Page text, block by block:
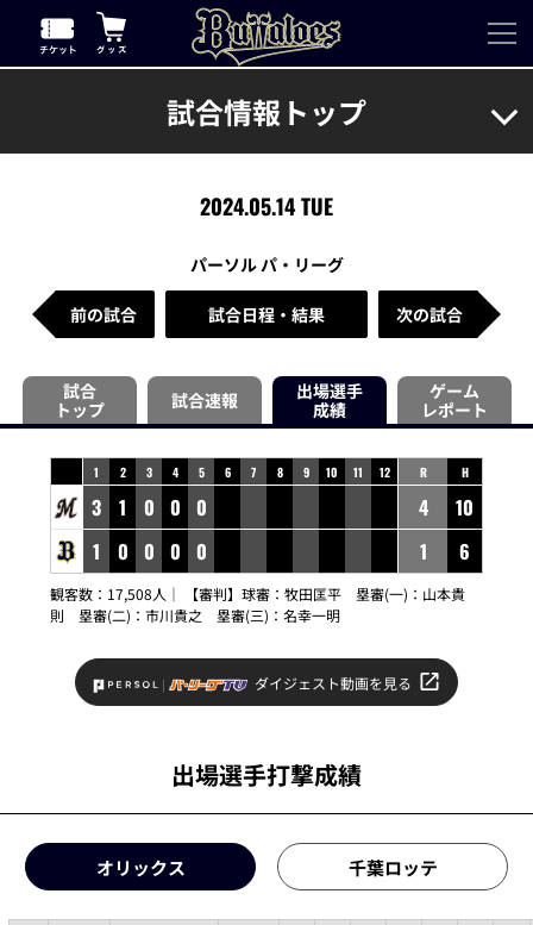
試合情報トップ
2024.05.14 TUE
パーソル パ・リーグ
前の試合 試合日程・結果 次の試合
試合
トップ
試合速報
出場選手
成績
ゲーム
レポート
1 2 3 4 5 6 7 8 9 10 11 12
3 1 0 0 0
1
0 0 0 0
R H
4
10
1
6
観客数：17,508人｜ 【審判】球審： 牧田匡平 塁審(一)： 山本貴
則 塁審(二)： 市川貴之 塁審(三)： 名幸一明
ダイジェスト動画を見る
出場選手打撃成績
オリックス 千葉ロッテ